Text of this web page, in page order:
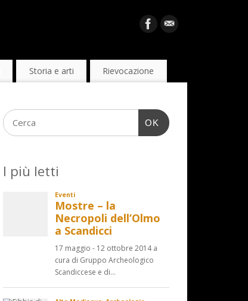
Storia e arti Rievocazione
OK
I più letti